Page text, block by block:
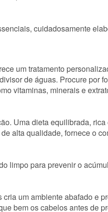
cuidadosamente
um tratamento
de águas. Procure por
vitaminas, minerais e
Uma dieta equilibrada,
alta qualidade, fornece o
limpo para prevenir o
um ambiente abafado e
bem os cabelos antes de